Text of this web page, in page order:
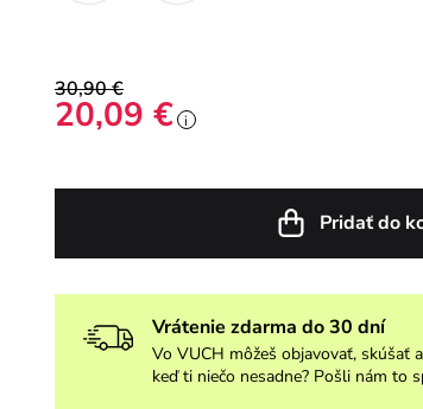
30,90 €
20,09 € i
Pridať do
Vrátenie zdarma do 30 dní
Vo VUCH môžeš objavovať, skúšať
keď ti niečo nesadne? Pošli nám to